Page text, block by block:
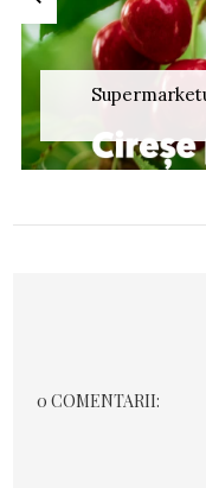
0 COMENTARII: